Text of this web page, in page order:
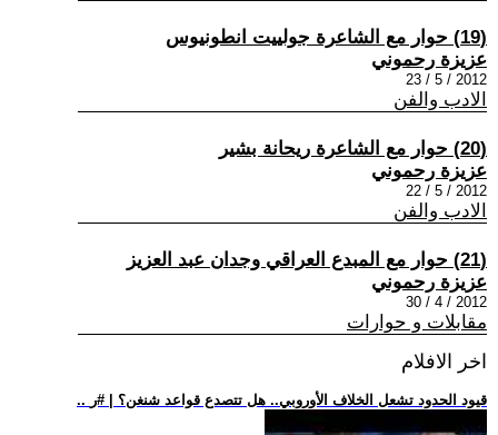
(19) حوار مع الشاعرة جولييت انطونيوس
عزيزة رحموني
2012 / 5 / 23
الادب والفن
(20) حوار مع الشاعرة ريحانة بشير
عزيزة رحموني
2012 / 5 / 22
الادب والفن
(21) حوار مع المبدع العراقي وجدان عبد العزيز
عزيزة رحموني
2012 / 4 / 30
مقابلات و حوارات
اخر الافلام
.. قيود الحدود تشعل الخلاف الأوروبي.. هل تتصدع قواعد شنغن؟ | #ر